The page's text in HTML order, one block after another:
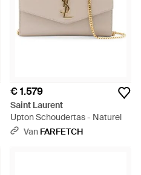
€ 1.579
Saint Laurent
Upton Schoudertas - Naturel
Van FARFETCH